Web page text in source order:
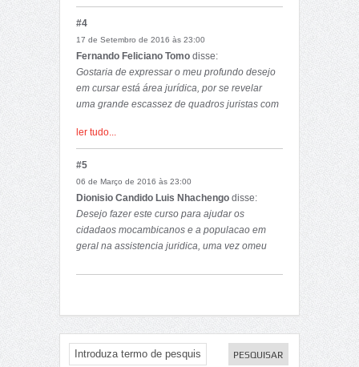
#4
17 de Setembro de 2016 às 23:00
Fernando Feliciano Tomo disse:
Gostaria de expressar o meu profundo desejo
em cursar está área jurídica, por se revelar
uma grande escassez de quadros juristas com
seria do meu lado, mais um contributo no
desenvolvimento do saber jurídico em especial
nesta componente das ciências juridico-
politicas
ler tudo...
#5
06 de Março de 2016 às 23:00
Dionisio Candido Luis Nhachengo disse:
Desejo fazer este curso para ajudar os
cidadaos mocambicanos e a populacao em
geral na assistencia juridica, uma vez omeu
area.